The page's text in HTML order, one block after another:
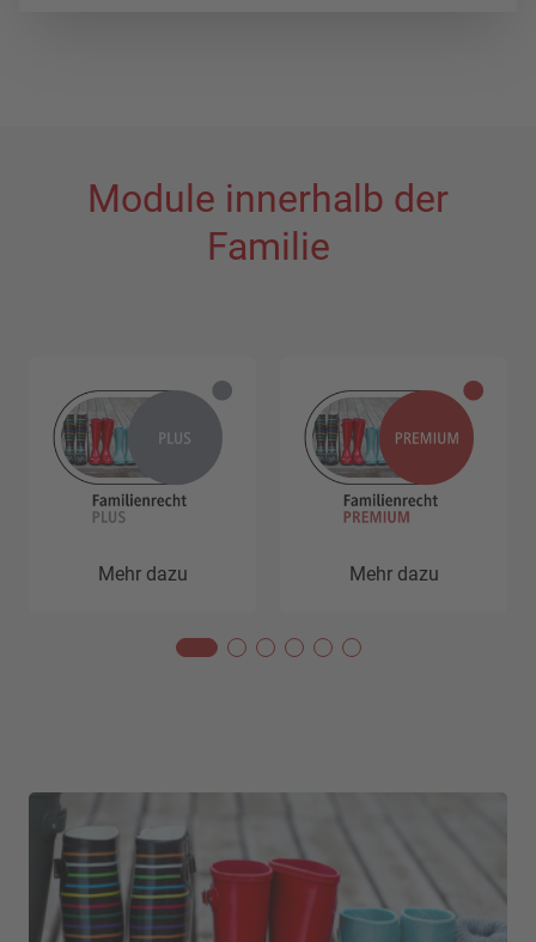
Module innerhalb der
Familie
Mehr dazu Mehr dazu